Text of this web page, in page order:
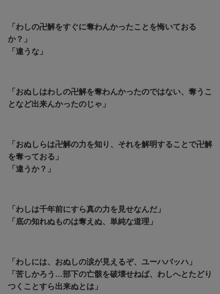
「わしの卍解をすぐに奪わんかったことを悔いておる
か？」
「違うな」
「おぬしはわしの卍解を奪わんかったのではない、奪うこ
となど出来んかったのじゃ」
「おぬしらは卍解の力を知り、それを解明することで卍解
を奪っておる」
「違うか？」
「わしは千年前にすら真の力を見せなんだ」
「底の知れぬものは奪えぬ、単純な道理」
「わしには、おぬしの涙が見えるぞ、ユーハバッハ」
「苦しかろう…部下の亡骸を破壊せねば、わしへとたどり
つくことすら出来ぬとは」